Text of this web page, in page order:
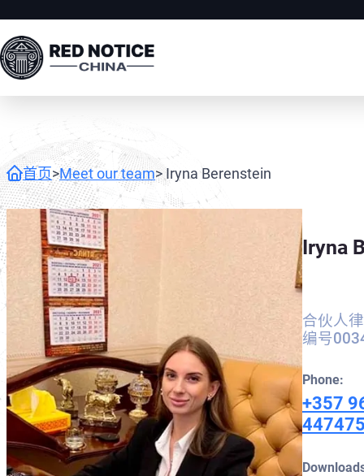
首页>Meet our team> Iryna Berenstein
Iryna
合伙人
编号
Phone:
+357